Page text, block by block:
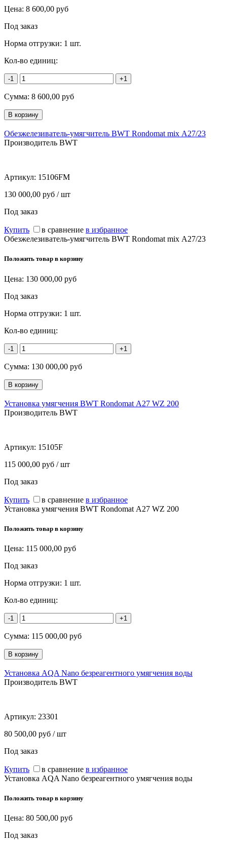
Цена: 8 600,00 руб
Под заказ
Норма отгрузки: 1 шт.
Кол-во единиц:
-1 +1
Сумма: 8 600,00 руб
Обезжелезиватель-умягчитель BWT Rondomat mix А27/23
Производитель BWT
Артикул: 15106FM
130 000,00 руб / шт
Под заказ
Купить в сравнение в избранное
Обезжелезиватель-умягчитель BWT Rondomat mix А27/23
Положить товар в корзину
Цена: 130 000,00 руб
Под заказ
Норма отгрузки: 1 шт.
Кол-во единиц:
-1 +1
Сумма: 130 000,00 руб
Установка умягчения BWT Rondomat А27 WZ 200
Производитель BWT
Артикул: 15105F
115 000,00 руб / шт
Под заказ
Купить в сравнение в избранное
Установка умягчения BWT Rondomat А27 WZ 200
Положить товар в корзину
Цена: 115 000,00 руб
Под заказ
Норма отгрузки: 1 шт.
Кол-во единиц:
-1 +1
Сумма: 115 000,00 руб
Установка AQA Nano безреагентного умягчения воды
Производитель BWT
Артикул: 23301
80 500,00 руб / шт
Под заказ
Купить в сравнение в избранное
Установка AQA Nano безреагентного умягчения воды
Положить товар в корзину
Цена: 80 500,00 руб
Под заказ